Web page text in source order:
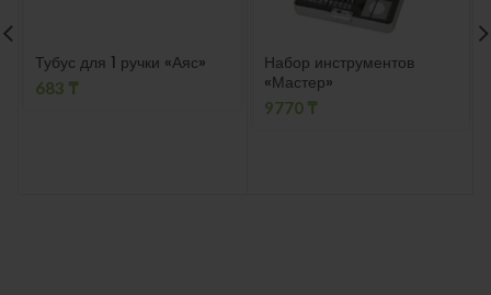
Тубус для 1 ручки «Аяс»
683 ₸
Набор инструментов
«Мастер»
9770 ₸